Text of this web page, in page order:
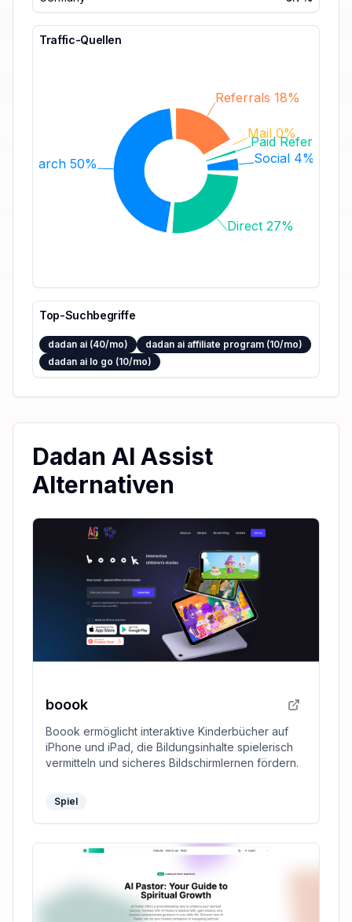
Traffic-Quellen
Social 4%
Paid Referrals
Mail 0%
Referrals 18%
Search 50%
Direct 27%
Top-Suchbegriffe
dadan ai (40/mo)
dadan ai affiliate program (10/mo)
dadan ai lo go (10/mo)
Dadan AI Assist
Alternativen
boook
Boook ermöglicht interaktive Kinderbücher auf
iPhone und iPad, die Bildungsinhalte spielerisch
vermitteln und sicheres Bildschirmlernen fördern.
Spiel